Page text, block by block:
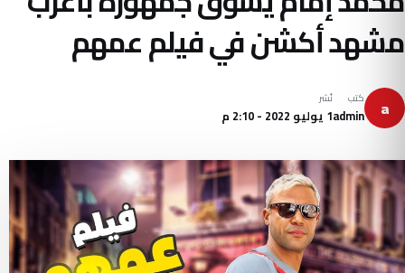
مشهد أكشن في فيلم عمهم
a كتب
admin
نُشر
1 يوليو 2022 - 2:10 م